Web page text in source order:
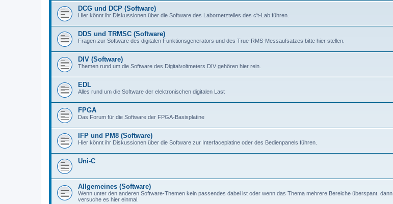
DCG und DCP (Software)
Hier könnt ihr Diskussionen über die Software des Labornetzteiles des c't-Lab führen.
DDS und TRMSC (Software)
Fragen zur Software des digitalen Funktionsgenerators und des True-RMS-Messaufsatzes bitte hier stellen.
DIV (Software)
Themen rund um die Software des Digitalvoltmeters DIV gehören hier rein.
EDL
Alles rund um die Software der elektronischen digitalen Last
FPGA
Das Forum für die Software der FPGA-Basisplatine
IFP und PM8 (Software)
Hier könnt ihr Diskussionen über die Software zur Interfaceplatine oder des Bedienpanels führen.
Uni-C
Allgemeines (Software)
Wenn unter den anderen Software-Themen kein passendes dabei ist oder wenn das Thema mehrere Bereiche überspant, dann
versuche es hier einmal.